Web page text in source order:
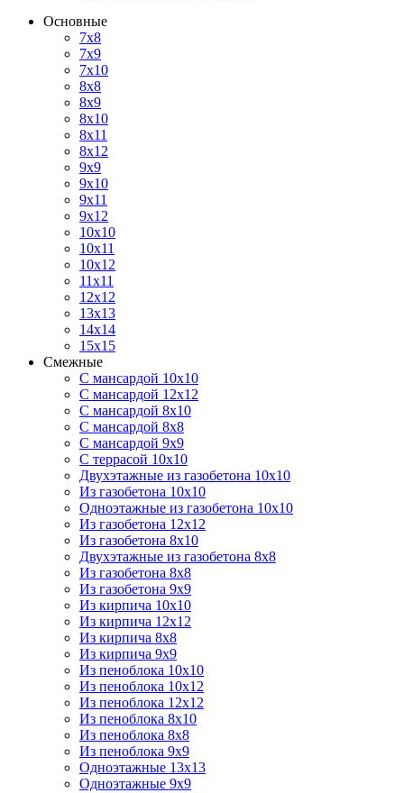
Основные
7х8
7х9
7х10
8х8
8х9
8х10
8х11
8х12
9х9
9х10
9х11
9х12
10х10
10х11
10х12
11х11
12х12
13х13
14х14
15х15
Смежные
С мансардой 10х10
С мансардой 12х12
С мансардой 8х10
С мансардой 8х8
С мансардой 9х9
С террасой 10х10
Двухэтажные из газобетона 10х10
Из газобетона 10х10
Одноэтажные из газобетона 10х10
Из газобетона 12х12
Из газобетона 8х10
Двухэтажные из газобетона 8х8
Из газобетона 8х8
Из газобетона 9х9
Из кирпича 10х10
Из кирпича 12х12
Из кирпича 8х8
Из кирпича 9х9
Из пеноблока 10х10
Из пеноблока 10х12
Из пеноблока 12х12
Из пеноблока 8х10
Из пеноблока 8х8
Из пеноблока 9х9
Одноэтажные 13х13
Одноэтажные 9х9